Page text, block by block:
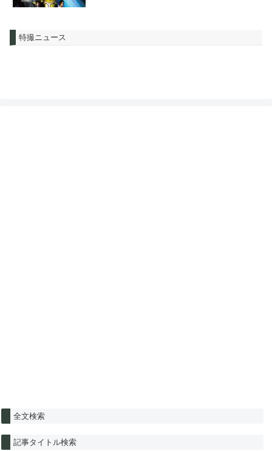
特撮ニュース
全文検索
記事タイトル検索